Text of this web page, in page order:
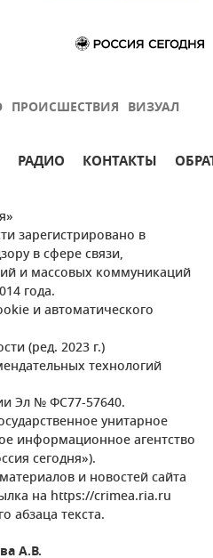
ПРОИСШЕСТВИЯ ВИЗУАЛ
РАДИО КОНТАКТЫ
зарегистрировано в
в сфере связи,
и массовых коммуникаций
года.
и автоматического
(ред. 2023 г.)
технологий
Эл № ФС77-57640.
унитарное
информационное агентство
сегодня»).
и новостей сайта
на https://crimea.ria.ru
абзаца текста.
А.В.